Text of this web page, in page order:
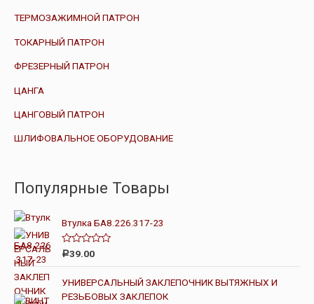
ТЕРМОЗАЖИМНОЙ ПАТРОН
ТОКАРНЫЙ ПАТРОН
ФРЕЗЕРНЫЙ ПАТРОН
ЦАНГА
ЦАНГОВЫЙ ПАТРОН
ШЛИФОВАЛЬНОЕ ОБОРУДОВАНИЕ
Популярные Товары
Втулка БА8.226.317-23
О
н
к
а
Р39.00
УНИВЕРСАЛЬНЫЙ ЗАКЛЕПОЧНИК ВЫТЯЖНЫХ И
РЕЗЬБОВЫХ ЗАКЛЕПОК